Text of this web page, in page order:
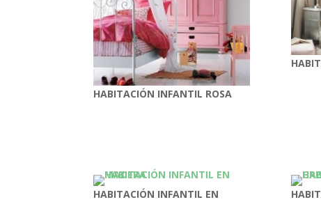
HABITACIÓN INFANTIL ROSA
HABITACIÓN INFANTIL EN